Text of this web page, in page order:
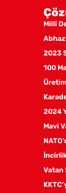
Millî
2023
100
2024
Mavi
İncirlik
Vatan